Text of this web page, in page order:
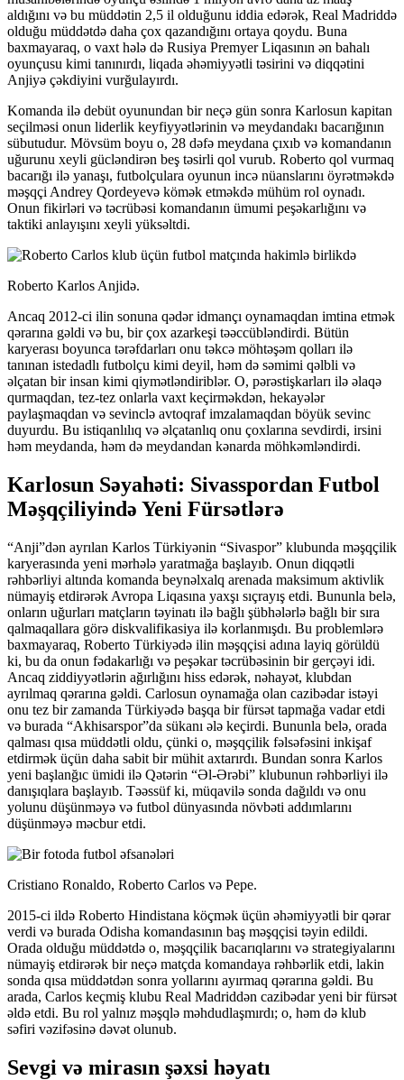
aldığını və bu müddətin 2,5 il olduğunu iddia edərək, Real Madriddə
olduğu müddətdə daha çox qazandığını ortaya qoydu. Buna
baxmayaraq, o vaxt hələ də Rusiya Premyer Liqasının ən bahalı
oyunçusu kimi tanınırdı, liqada əhəmiyyətli təsirini və diqqətini
Anjiyə çəkdiyini vurğulayırdı.
Komanda ilə debüt oyunundan bir neçə gün sonra Karlosun kapitan
seçilməsi onun liderlik keyfiyyətlərinin və meydandakı bacarığının
sübutudur. Mövsüm boyu o, 28 dəfə meydana çıxıb və komandanın
uğurunu xeyli gücləndirən beş təsirli qol vurub. Roberto qol vurmaq
bacarığı ilə yanaşı, futbolçulara oyunun incə nüanslarını öyrətməkdə
məşqçi Andrey Qordeyevə kömək etməkdə mühüm rol oynadı.
Onun fikirləri və təcrübəsi komandanın ümumi peşəkarlığını və
taktiki anlayışını xeyli yüksəltdi.
Roberto Karlos Anjidə.
Ancaq 2012-ci ilin sonuna qədər idmançı oynamaqdan imtina etmək
qərarına gəldi və bu, bir çox azarkeşi təəccübləndirdi. Bütün
karyerası boyunca tərəfdarları onu təkcə möhtəşəm qolları ilə
tanınan istedadlı futbolçu kimi deyil, həm də səmimi qəlbli və
əlçatan bir insan kimi qiymətləndiriblər. O, pərəstişkarları ilə əlaqə
qurmaqdan, tez-tez onlarla vaxt keçirməkdən, hekayələr
paylaşmaqdan və sevinclə avtoqraf imzalamaqdan böyük sevinc
duyurdu. Bu istiqanlılıq və əlçatanlıq onu çoxlarına sevdirdi, irsini
həm meydanda, həm də meydandan kənarda möhkəmləndirdi.
Karlosun Səyahəti: Sivasspordan Futbol
Məşqçiliyində Yeni Fürsətlərə
“Anji”dən ayrılan Karlos Türkiyənin “Sivaspor” klubunda məşqçilik
karyerasında yeni mərhələ yaratmağa başlayıb. Onun diqqətli
rəhbərliyi altında komanda beynəlxalq arenada maksimum aktivlik
nümayiş etdirərək Avropa Liqasına yaxşı sıçrayış etdi. Bununla belə,
onların uğurları matçların təyinatı ilə bağlı şübhələrlə bağlı bir sıra
qalmaqallara görə diskvalifikasiya ilə korlanmışdı. Bu problemlərə
baxmayaraq, Roberto Türkiyədə ilin məşqçisi adına layiq görüldü
ki, bu da onun fədakarlığı və peşəkar təcrübəsinin bir gerçəyi idi.
Ancaq ziddiyyətlərin ağırlığını hiss edərək, nəhayət, klubdan
ayrılmaq qərarına gəldi. Carlosun oynamağa olan cazibədar istəyi
onu tez bir zamanda Türkiyədə başqa bir fürsət tapmağa vadar etdi
və burada “Akhisarspor”da sükanı ələ keçirdi. Bununla belə, orada
qalması qısa müddətli oldu, çünki o, məşqçilik fəlsəfəsini inkişaf
etdirmək üçün daha sabit bir mühit axtarırdı. Bundan sonra Karlos
yeni başlanğıc ümidi ilə Qətərin “Əl-Ərəbi” klubunun rəhbərliyi ilə
danışıqlara başlayıb. Təəssüf ki, müqavilə sonda dağıldı və onu
yolunu düşünməyə və futbol dünyasında növbəti addımlarını
düşünməyə məcbur etdi.
Cristiano Ronaldo, Roberto Carlos və Pepe.
2015-ci ildə Roberto Hindistana köçmək üçün əhəmiyyətli bir qərar
verdi və burada Odisha komandasının baş məşqçisi təyin edildi.
Orada olduğu müddətdə o, məşqçilik bacarıqlarını və strategiyalarını
nümayiş etdirərək bir neçə matçda komandaya rəhbərlik etdi, lakin
sonda qısa müddətdən sonra yollarını ayırmaq qərarına gəldi. Bu
arada, Carlos keçmiş klubu Real Madriddən cazibədar yeni bir fürsət
əldə etdi. Bu rol yalnız məşqlə məhdudlaşmırdı; o, həm də klub
səfiri vəzifəsinə dəvət olunub.
Sevgi və mirasın şəxsi həyatı